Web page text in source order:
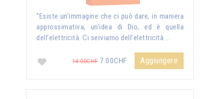
“Esiste un’immagine che ci può dare, in maniera
approssimativa, un’idea di Dio, ed è quella
dell’elettricità. Ci serviamo dell’elettricità …
14.00CHF7.00CHF Aggiungere